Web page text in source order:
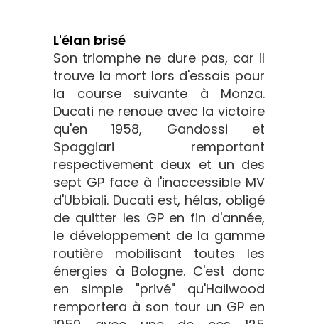
L'élan brisé
Son triomphe ne dure pas, car il
trouve la mort lors d'essais pour
la course suivante à Monza.
Ducati ne renoue avec la victoire
qu'en 1958, Gandossi et
Spaggiari remportant
respectivement deux et un des
sept GP face à l'inaccessible MV
d'Ubbiali. Ducati est, hélas, obligé
de quitter les GP en fin d'année,
le développement de la gamme
routière mobilisant toutes les
énergies à Bologne. C'est donc
en simple "privé" qu'Hailwood
remportera à son tour un GP en